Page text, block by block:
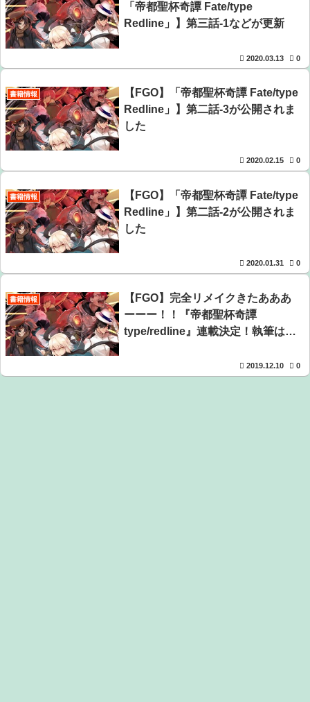
「帝都聖杯奇譚 Fate/type
Redline」】第三話-1などが更新
2020.03.13 0
書籍情報
【FGO】「帝都聖杯奇譚 Fate/type
Redline」】第二話-3が公開されま
した
2020.02.15 0
書籍情報
【FGO】「帝都聖杯奇譚 Fate/type
Redline」】第二話-2が公開されま
した
2020.01.31 0
書籍情報
【FGO】完全リメイクきたあああ
ーーー！！『帝都聖杯奇譚
type/redline』連載決定！執筆は鬼
2019.12.10 0